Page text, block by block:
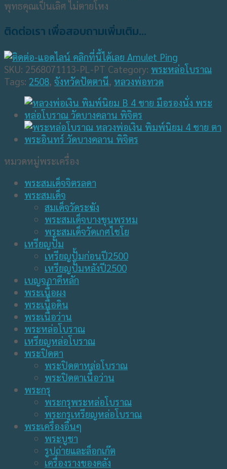
พุทธคุณเป็นเลิศ ไม่ตายโหง
ติดต่อเรา เพื่อสอบถามเพิ่มเติม...
SKU: 2568071113-PL-PT Category: พระหล่อโบราณ
Tags: 2508, จังหวัดปัตตานี, หลวงพ่อทวด
หมวดหมู่พระเครื่อง
พระสมเด็จจิตรลดา
พระสมเด็จ
สมเด็จวัดระฆัง
พระสมเด็จบางขุนพรหม
พระสมเด็จวัดเกศไชโย
เหรียญปั้ม
เหรียญปั้มก่อนปี2500
เหรียญปั้มหลังปี2500
เบญจภาคีหลัก
พระเนื้อผง
พระเนื้อดิน
พระเนื้อว่าน
พระหล่อโบราณ
เหรียญหล่อโบราณ
พระปิดตา
พระปิดตาหล่อโบราณ
พระปิดตาเนื้อว่าน
พระกรุ
พระกรุพระหล่อโบราณ
พระกรุเหรียญหล่อโบราณ
พระเครื่องอื่นๆ
พระบูชา
รูปถ่ายและล็อกเก๊ต
เครื่องรางของคลัง